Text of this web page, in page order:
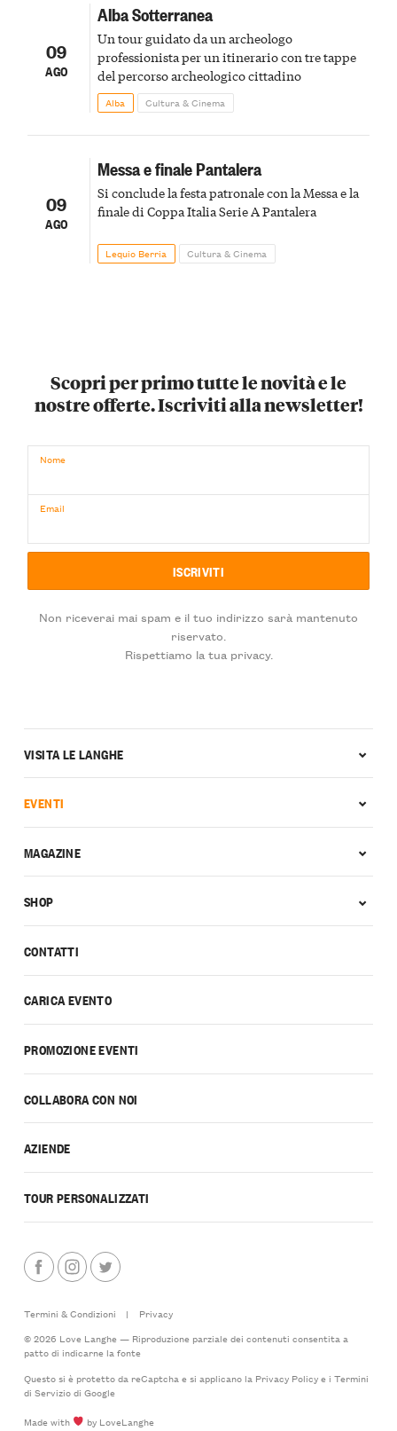
09
AGO
Alba Sotterranea
Un tour guidato da un archeologo
professionista per un itinerario con tre tappe
del percorso archeologico cittadino
Alba Cultura & Cinema
09
AGO
Messa e finale Pantalera
Si conclude la festa patronale con la Messa e la
finale di Coppa Italia Serie A Pantalera
Lequio Berria Cultura & Cinema
Scopri per primo tutte le novità e le
nostre offerte. Iscriviti alla newsletter!
Nome
Email
Non riceverai mai spam e il tuo indirizzo sarà mantenuto
riservato.
Rispettiamo la tua privacy.
CONTATTI
CARICA EVENTO
PROMOZIONE EVENTI
COLLABORA CON NOI
AZIENDE
TOUR PERSONALIZZATI
VISITA LE LANGHE
EVENTI
MAGAZINE
SHOP
Termini & Condizioni |
Privacy
© 2026 Love Langhe — Riproduzione parziale dei contenuti consentita a
patto di indicarne la fonte
Questo si è protetto da reCaptcha e si applicano la Privacy Policye i Termini
di Serviziodi Google
Made with
by LoveLanghe